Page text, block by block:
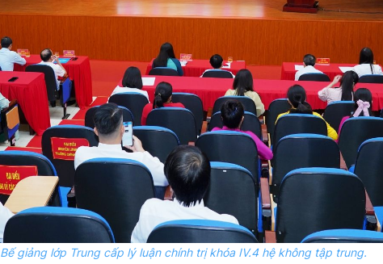
Bế giảng lớp Trung cấp lý luận chính trị khóa IV.4 hệ không tập trung.